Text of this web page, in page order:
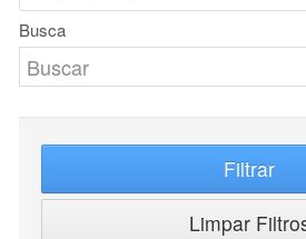
Busca
Filtrar
Limpar